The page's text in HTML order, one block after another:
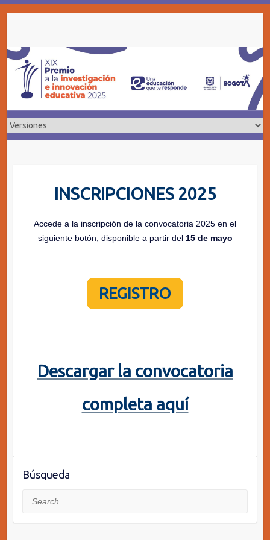
INSCRIPCIONES 2025
Accede a la inscripción de la convocatoria 2025 en el
siguiente botón, disponible a partir del 15 de mayo
REGISTRO
Descargar la convocatoria
completa aquí
Búsqueda
Search